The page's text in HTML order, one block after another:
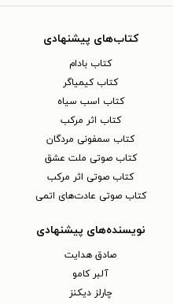
کتاب‌های پیشنهادی
کتاب بادام
کتاب کیمیاگر
کتاب اسب سیاه
کتاب اثر مرکب
کتاب سمفونی مردگان
کتاب صوتی ملت عشق
کتاب صوتی اثر مرکب
کتاب صوتی عادت‌های اتمی
نویسنده‌های پیشنهادی
صادق هدایت
آلبر کامو
چارلز دیکنز